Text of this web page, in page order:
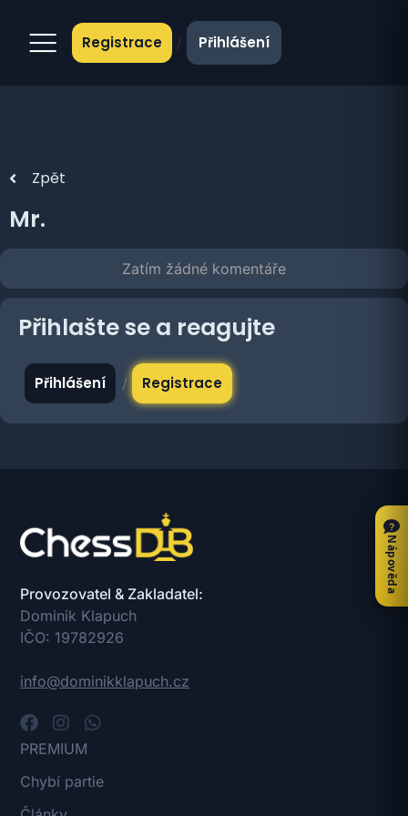
Registrace / Přihlášení
Zpět
Mr.
Zatím žádné komentáře
Přihlašte se a reagujte
Přihlášení / Registrace
Provozovatel & Zakladatel:
Dominik Klapuch
IČO: 19782926
info@dominikklapuch.cz
PREMIUM
Chybí partie
Nápověda